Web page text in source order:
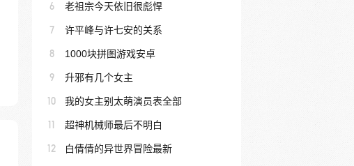
6 老祖宗今天依旧很彪悍
7 许平峰与许七安的关系
8 1000块拼图游戏安卓
9 升邪有几个女主
10 我的女主别太萌演员表全部
11 超神机械师最后不明白
12 白倩倩的异世界冒险最新